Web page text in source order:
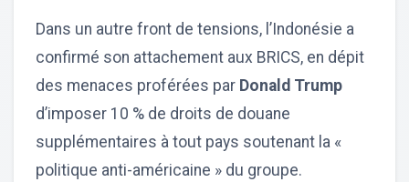
Dans un autre front de tensions, l’Indonésie a
confirmé son attachement aux BRICS, en dépit
des menaces proférées par Donald Trump
d’imposer 10 % de droits de douane
supplémentaires à tout pays soutenant la «
politique anti-américaine » du groupe.